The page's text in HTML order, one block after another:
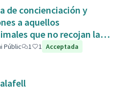
de concienciación y
a aquellos
que no recojan las
Es responsabili
Públic 1 1 Acceptada